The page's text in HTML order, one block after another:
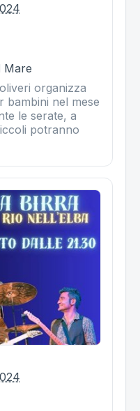
Mare
organizza
bambini nel mese
le serate, a
potranno